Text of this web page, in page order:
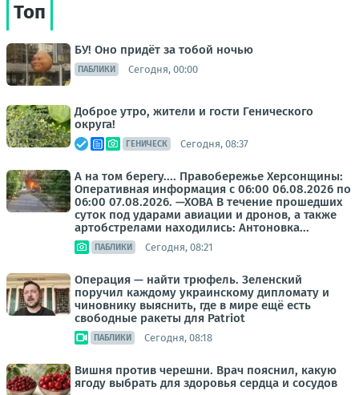
Топ
БУ! Оно придёт за тобой ночью
ПАБЛИКИ Сегодня, 00:00
Доброе утро, жители и гости Генического
округа!
ГЕНИЧЕСК Сегодня, 08:37
А на том берегу.... Правобережье Херсонщины:
Оперативная информация с 06:00 06.08.2026 по
06:00 07.08.2026. —ХОВА В течение прошедших
суток под ударами авиации и дронов, а также
артобстрелами находились: Антоновка...
ПАБЛИКИ Сегодня, 08:21
Операция — найти трюфель. Зеленский
поручил каждому украинскому дипломату и
чиновнику выяснить, где в мире ещё есть
свободные ракеты для Patriot
ПАБЛИКИ Сегодня, 08:18
Вишня против черешни. Врач пояснил, какую
ягоду выбрать для здоровья сердца и сосудов